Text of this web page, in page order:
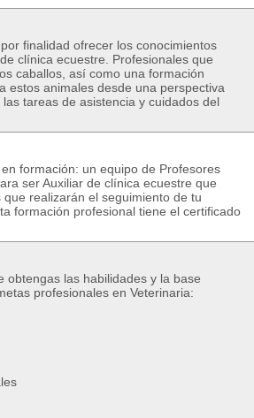
finalidad ofrecer los conocimientos
clínica ecuestre. Profesionales que
caballos, así como una formación
estos animales desde una perspectiva
tareas de asistencia y cuidados del
formación: un equipo de Profesores
ser Auxiliar de clínica ecuestre que
realizarán el seguimiento de tu
formación profesional tiene el certificado
obtengas las habilidades y la base
profesionales en Veterinaria: